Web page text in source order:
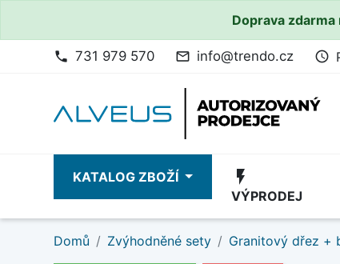
Doprava
phone 731 979 570 mail_outline info@trendo.cz access_time
KATALOG ZBOŽÍ flash_on
VÝPRODEJ
Domů Zvýhodněné sety Granitový dřez +